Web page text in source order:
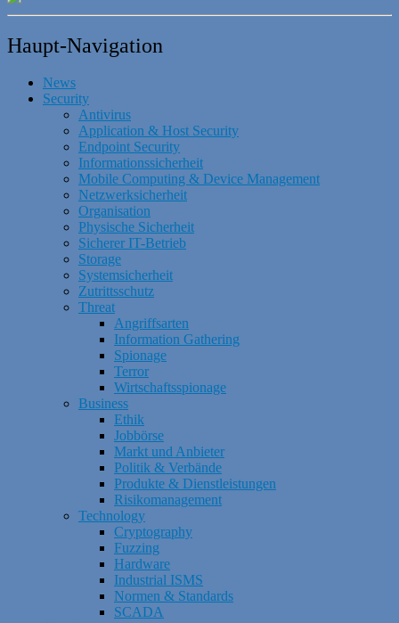
Haupt-Navigation
News
Security
Antivirus
Application & Host Security
Endpoint Security
Informationssicherheit
Mobile Computing & Device Management
Netzwerksicherheit
Organisation
Physische Sicherheit
Sicherer IT-Betrieb
Storage
Systemsicherheit
Zutrittsschutz
Threat
Angriffsarten
Information Gathering
Spionage
Terror
Wirtschaftsspionage
Business
Ethik
Jobbörse
Markt und Anbieter
Politik & Verbände
Produkte & Dienstleistungen
Risikomanagement
Technology
Cryptography
Fuzzing
Hardware
Industrial ISMS
Normen & Standards
SCADA